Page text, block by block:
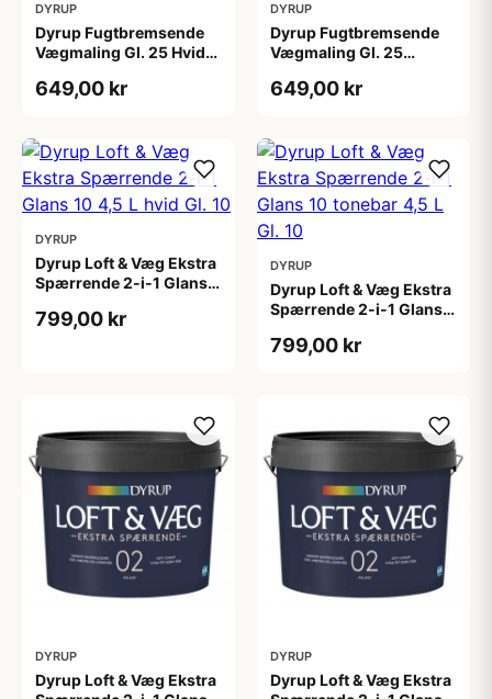
DYRUP
Dyrup Fugtbremsende
Vægmaling Gl. 25 Hvid
649,00 kr
DYRUP
Dyrup Fugtbremsende
Vægmaling Gl. 25
649,00 kr
DYRUP
Dyrup Loft & Væg Ekstra
Spærrende 2-i-1 Glans
799,00 kr
DYRUP
Dyrup Loft & Væg Ekstra
Spærrende 2-i-1 Glans
799,00 kr
DYRUP
Dyrup Loft & Væg Ekstra
DYRUP
Dyrup Loft & Væg Ekstra